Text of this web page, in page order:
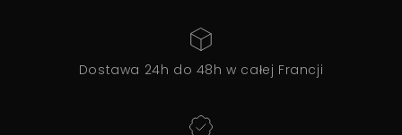
Dostawa 24h do 48h w całej Francji